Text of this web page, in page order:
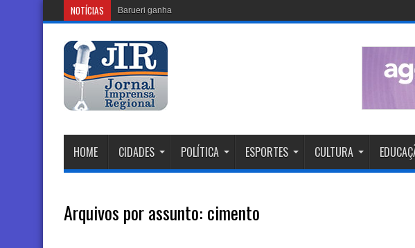
NOTÍCIAS Barueri ganhará novo Centro Comuni
HOME CIDADES POLÍTICA ESPORTES CULTURA
Arquivos por assunto: cimento